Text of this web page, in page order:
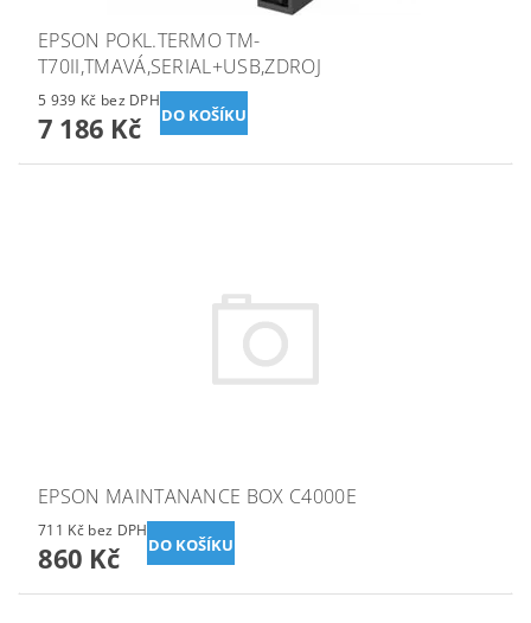
EPSON POKL.TERMO TM-
T70II,TMAVÁ,SERIAL+USB,ZDROJ
5 939 Kč bez DPH
7 186 Kč
EPSON MAINTANANCE BOX C4000E
711 Kč bez DPH
860 Kč